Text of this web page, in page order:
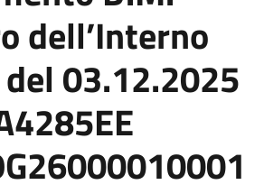
dell’Interno
03.12.2025